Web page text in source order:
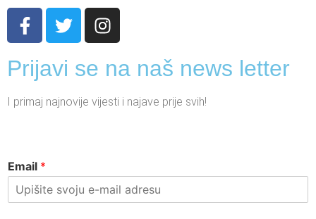
Prijavi se na naš news letter
I primaj najnovije vijesti i najave prije svih!
Email *